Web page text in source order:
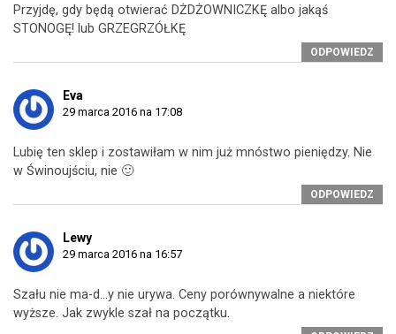
Przyjdę, gdy będą otwierać DŻDŻOWNICZKĘ albo jakąś
STONOGĘ! lub GRZEGRZÓŁKĘ
ODPOWIEDZ
Eva
29 marca 2016 na 17:08
Lubię ten sklep i zostawiłam w nim już mnóstwo pieniędzy. Nie
w Świnoujściu, nie 🙂
ODPOWIEDZ
Lewy
29 marca 2016 na 16:57
Szału nie ma-d…y nie urywa. Ceny porównywalne a niektóre
wyższe. Jak zwykle szał na początku.